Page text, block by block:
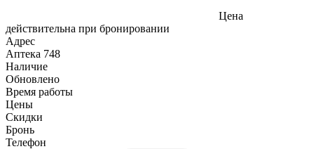
Цена
действительна при бронировании
Адрес
Аптека 748
Наличие
Обновлено
Время работы
Цены
Скидки
Бронь
Телефон